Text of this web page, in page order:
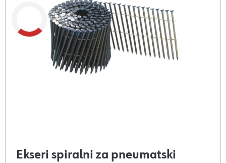
Ekseri spiralni za pneumatski